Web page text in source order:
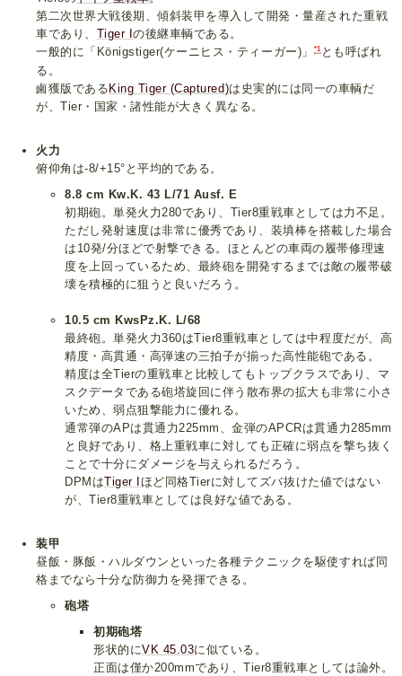
第二次世界大戦後期、傾斜装甲を導入して開発・量産された重戦
車であり、 Tiger Iの後継車輌である。
一般的に「Königstiger(ケーニヒス・ティーガー)」
*1とも呼ばれ
る。
鹵獲版であるKing Tiger (Captured)は史実的には同一の車輌だ
が、Tier・国家・諸性能が大きく異なる。
火力
俯仰角は-8/+15°と平均的である。
8.8 cm Kw.K. 43 L/71 Ausf. E
初期砲。単発火力280であり、Tier8重戦車としては力不足。
ただし発射速度は非常に優秀であり、装填棒を搭載した場合
は10発/分ほどで射撃できる。ほとんどの車両の履帯修理速
度を上回っているため、最終砲を開発するまでは敵の履帯破
壊を積極的に狙うと良いだろう。
10.5 cm KwsPz.K. L/68
最終砲。単発火力360はTier8重戦車としては中程度だが、高
精度・高貫通・高弾速の三拍子が揃った高性能砲である。
精度は全Tierの重戦車と比較してもトップクラスであり、マ
スクデータである砲塔旋回に伴う散布界の拡大も非常に小さ
いため、弱点狙撃能力に優れる。
通常弾のAPは貫通力225mm、金弾のAPCRは貫通力285mm
と良好であり、格上重戦車に対しても正確に弱点を撃ち抜く
ことで十分にダメージを与えられるだろう。
DPMはTiger I ほど同格Tierに対してズバ抜けた値ではない
が、Tier8重戦車としては良好な値である。
装甲
昼飯・豚飯・ハルダウンといった各種テクニックを駆使すれば同
格までなら十分な防御力を発揮できる。
砲塔
初期砲塔
形状的にVK 45.03に似ている。
正面は僅か200mmであり、Tier8重戦車としては論外。